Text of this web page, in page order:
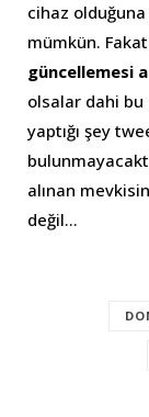
cihaz
mümkün. Fakat
güncellemesi
olsalar dahi bu
yaptığı şey
alınan
değil…